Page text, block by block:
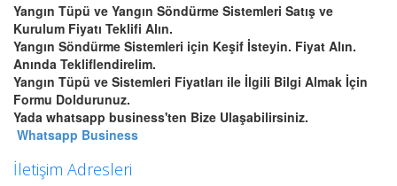
Yangın Tüpü ve Yangın Söndürme Sistemleri Satış ve
Kurulum Fiyatı Teklifi Alın.
Yangın Söndürme Sistemleri için Keşif İsteyin. Fiyat Alın.
Anında Tekliflendirelim.
Yangın Tüpü ve Sistemleri Fiyatları ile İlgili Bilgi Almak İçin
Formu Doldurunuz.
Yada whatsapp business'ten Bize Ulaşabilirsiniz.
Whatsapp Business
İletişim Adresleri